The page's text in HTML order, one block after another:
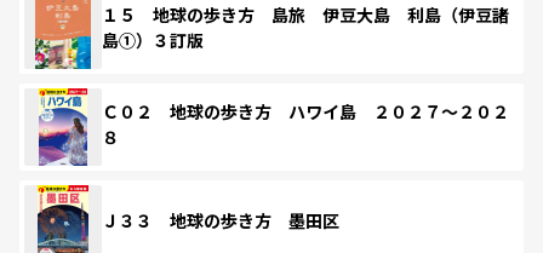
１５ 地球の歩き方 島旅 伊豆大島 利島（伊豆諸
島①）３訂版
Ｃ０２ 地球の歩き方 ハワイ島 ２０２７～２０２
８
Ｊ３３ 地球の歩き方 墨田区